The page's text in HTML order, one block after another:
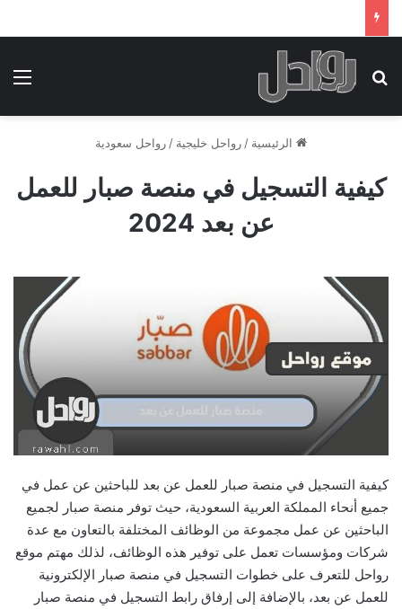
بحث عن
الرئيسية / رواحل خليجية / رواحل سعودية
كيفية التسجيل في منصة صبار للعمل
عن بعد 2024
كيفية التسجيل في منصة صبار للعمل عن بعد للباحثين عن عمل في
جميع أنحاء المملكة العربية السعودية، حيث توفر منصة صبار لجميع
الباحثين عن عمل مجموعة من الوظائف المختلفة بالتعاون مع عدة
شركات ومؤسسات تعمل على توفير هذه الوظائف، لذلك مهتم موقع
رواحل للتعرف على خطوات التسجيل في منصة صبار الإلكترونية
للعمل عن بعد، بالإضافة إلى إرفاق رابط التسجيل في منصة صبار